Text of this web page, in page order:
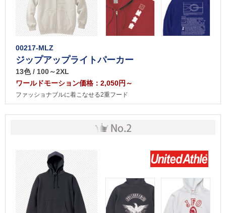
00217-MLZ
ジップアップライトパーカー
13色 / 100～2XL
ワールドモーション価格：2,050円～
ファッショナブルに着こなせる2重フード